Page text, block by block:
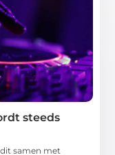
steeds
samen met